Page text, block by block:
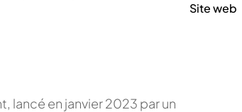
Site web
lancé en janvier 2023 par un